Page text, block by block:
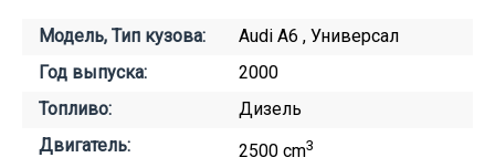
Модель, Тип кузова:
Audi A6 , Универсал
Год выпуска:
2000
Топливо:
Дизель
Двигатель:
2500 cm3